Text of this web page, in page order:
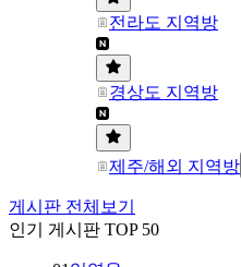
전라도 지역방
경상도 지역방
제주/해외 지역방
게시판 전체보기
인기 게시판 TOP 50